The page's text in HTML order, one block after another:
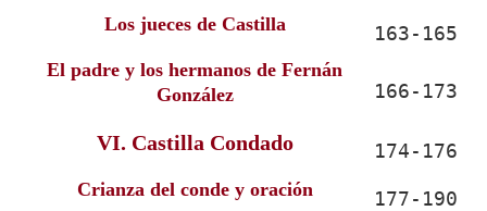
Los jueces de Castilla 163-165
El padre y los hermanos de Fernán
González
166-173
VI. Castilla Condado 174-176
Crianza del conde y oración 177-190